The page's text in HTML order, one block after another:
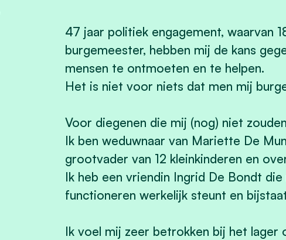
47 jaar politiek engagement, waarvan
burgemeester, hebben mij de kans
mensen te ontmoeten en te helpen.
Het is niet voor niets dat men mij
Voor diegenen die mij (nog) niet
Ik ben weduwnaar van Mariette De
grootvader van 12 kleinkinderen en
Ik heb een vriendin Ingrid De Bondt
functioneren werkelijk steunt en
Ik voel mij zeer betrokken bij het lager